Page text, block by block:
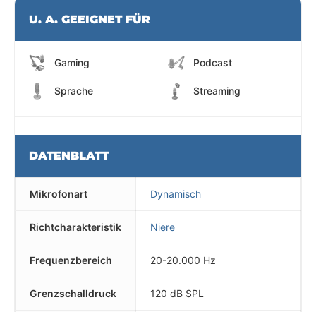
U. A. GEEIGNET FÜR
Gaming Podcast
Sprache Streaming
DATENBLATT
Mikrofonart Dynamisch
Richtcharakteristik Niere
Frequenzbereich 20-20.000 Hz
Grenzschalldruck 120 dB SPL